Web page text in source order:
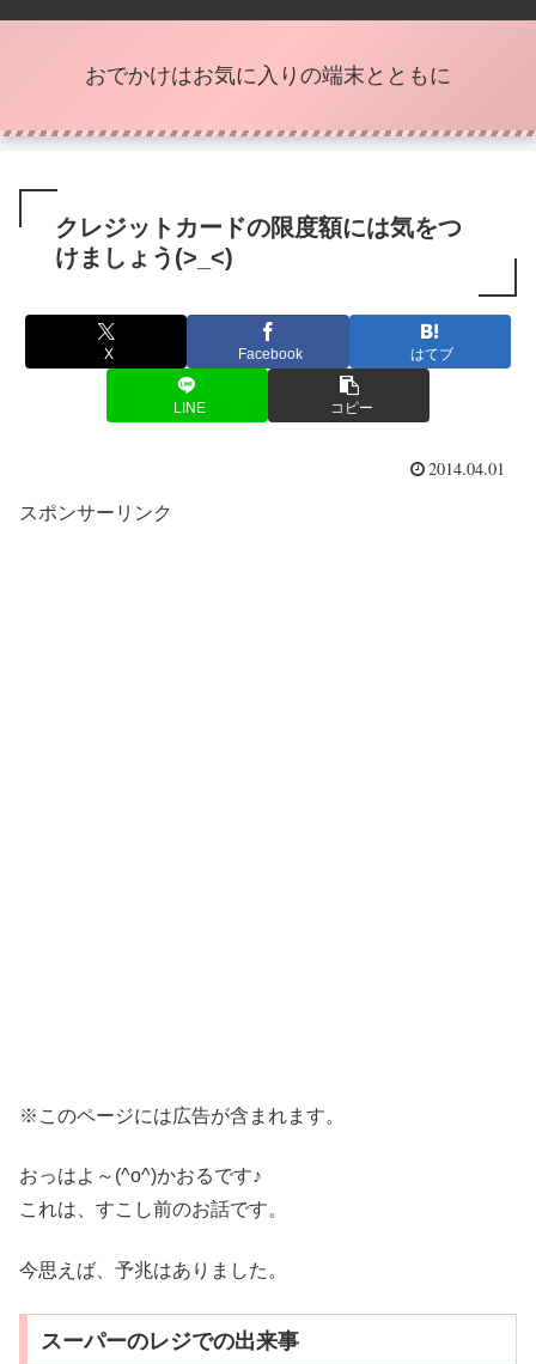
おでかけはお気に入りの端末とともに
クレジットカードの限度額には気をつ
けましょう(>_<)
X Facebook はてブ
LINE コピー
2014.04.01
スポンサーリンク
※このページには広告が含まれます。
おっはよ～(^o^)かおるです♪
これは、すこし前のお話です。
今思えば、予兆はありました。
スーパーのレジでの出来事